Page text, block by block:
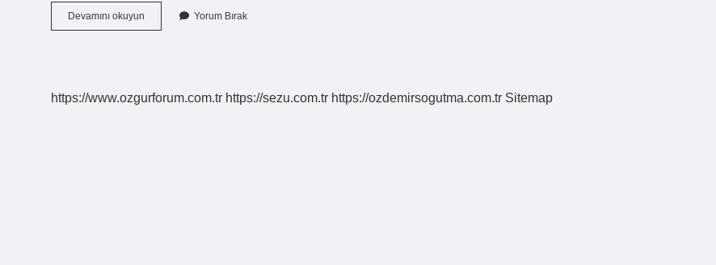
Devamını okuyun
Kütlesi
Yorum Bırak
https://www.ozgurforum.com.tr https://sezu.com.tr https://ozdemirsogutma.com.tr Sitemap